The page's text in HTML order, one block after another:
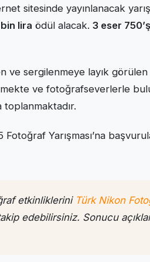
sitesinde yayınlanacak
lira ödül alacak. 3 eser
ve sergilenmeye layık
ve fotoğrafseverlerle
Yarışması’na
etkinliklerini Türk Nikon
edebilirsiniz. Sonucu